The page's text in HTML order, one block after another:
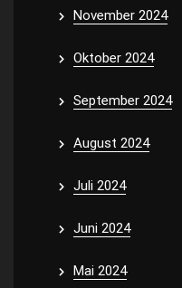
November 2024
Oktober 2024
September 2024
August 2024
Juli 2024
Juni 2024
Mai 2024